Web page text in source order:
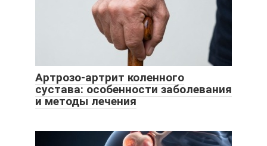
Артрозо-артрит коленного
сустава: особенности заболевания
и методы лечения